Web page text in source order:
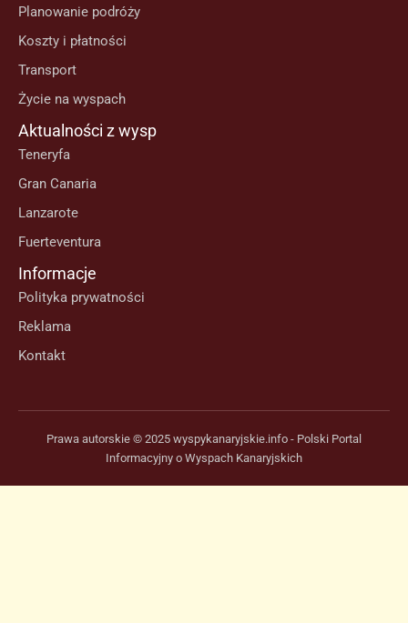
Planowanie podróży
Koszty i płatności
Transport
Życie na wyspach
Aktualności z wysp
Teneryfa
Gran Canaria
Lanzarote
Fuerteventura
Informacje
Polityka prywatności
Reklama
Kontakt
Prawa autorskie © 2025 wyspykanaryjskie.info - Polski Portal
Informacyjny o Wyspach Kanaryjskich